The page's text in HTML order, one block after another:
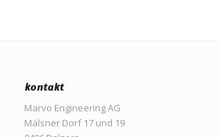
kontakt
Marvo Engineering AG
Mälsner Dorf 17 und 19